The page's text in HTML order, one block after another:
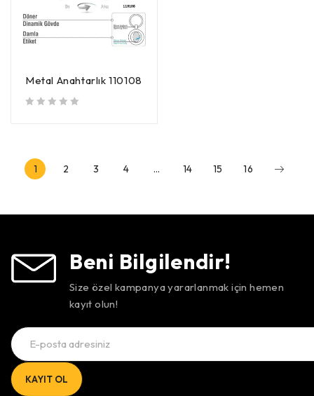
Metal Anahtarlık 110108
1 2 3 4 … 14 15 16
Beni Bilgilendir!
Size özel kampanya yararlanmak için hemen
kayıt olun!